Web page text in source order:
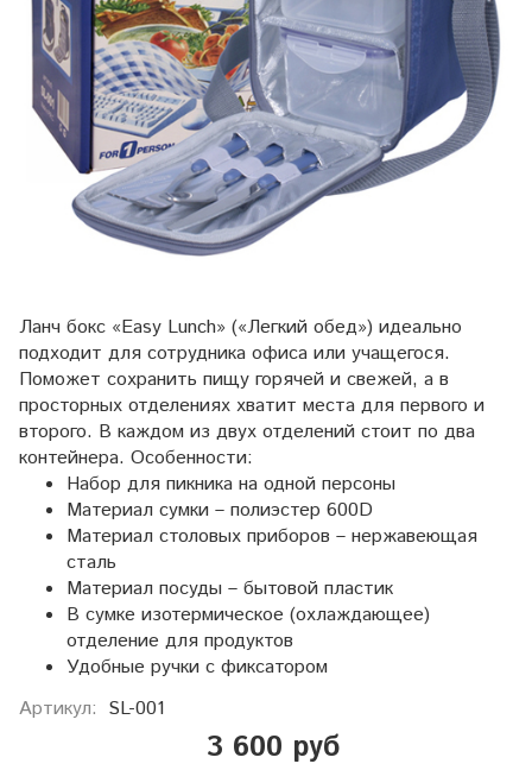
Ланч бокс «Easy Lunch» («Легкий обед») идеально
подходит для сотрудника офиса или учащегося.
Поможет сохранить пищу горячей и свежей, а в
просторных отделениях хватит места для первого и
второго. В каждом из двух отделений стоит по два
контейнера. Особенности:
Набор для пикника на одной персоны
Материал сумки – полиэстер 600D
Материал столовых приборов – нержавеющая
сталь
Материал посуды – бытовой пластик
В сумке изотермическое (охлаждающее)
отделение для продуктов
Удобные ручки с фиксатором
Артикул: SL-001
3 600 руб